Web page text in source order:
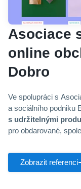
Asociace
online
Dobro
Ve spolupráci s
a sociálního podniku
s udržitelnými
pro obdarované,
Zobrazit referenci